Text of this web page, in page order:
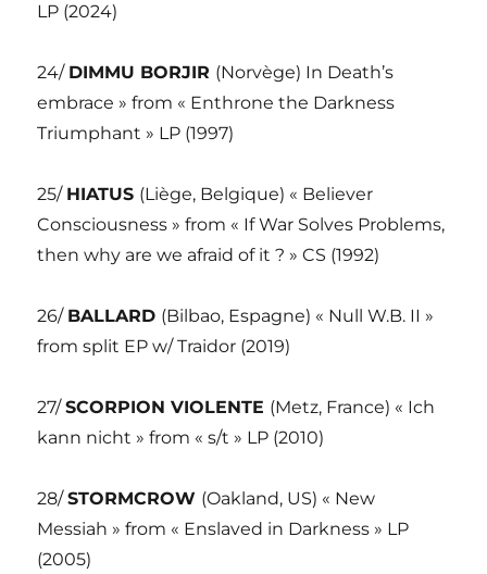
LP (2024)
24/ DIMMU BORJIR (Norvège) In Death’s
embrace » from « Enthrone the Darkness
Triumphant » LP (1997)
25/ HIATUS (Liège, Belgique) « Believer
Consciousness » from « If War Solves Problems,
then why are we afraid of it ? » CS (1992)
26/ BALLARD (Bilbao, Espagne) « Null W.B. II »
from split EP w/ Traidor (2019)
27/SCORPION VIOLENTE (Metz, France) « Ich
kann nicht » from « s/t » LP (2010)
28/STORMCROW (Oakland, US) « New
Messiah » from « Enslaved in Darkness » LP
(2005)